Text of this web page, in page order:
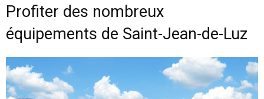
Profiter des nombreux
équipements de Saint-Jean-de-Luz